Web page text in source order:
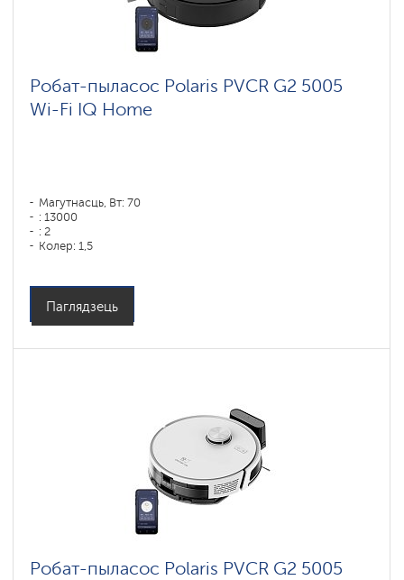
Робат-пыласос Polaris PVCR G2 5005
Wi-Fi IQ Home
Магутнасць, Вт: 70
: 13000
: 2
Колер: 1,5
Бакавыя шчоткі: 1
Паглядзець
Робат-пыласос Polaris PVCR G2 5005